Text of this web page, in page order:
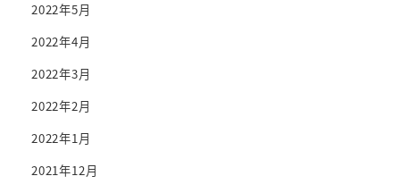
2022年5月
2022年4月
2022年3月
2022年2月
2022年1月
2021年12月